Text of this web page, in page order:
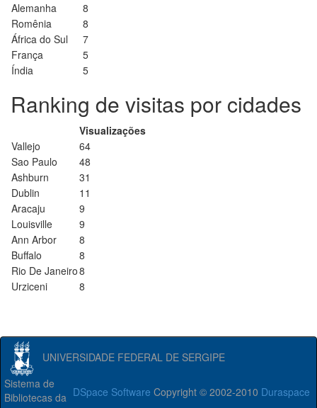
Alemanha
8
Romênia
8
África do Sul
7
França
5
Índia
5
Ranking de visitas por cidades
Visualizações
Vallejo
64
Sao Paulo
48
Ashburn
31
Dublin
11
Aracaju
9
Louisville
9
Ann Arbor
8
Buffalo
8
Rio De Janeiro8
Urziceni
8
UNIVERSIDADE FEDERAL DE SERGIPE
DSpace Software Copyright © 2002-2010 Duraspace
Sistema de
Bibliotecas da